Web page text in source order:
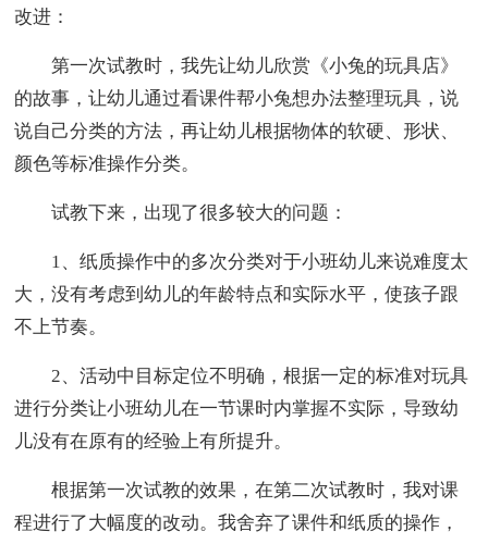
改进：
第一次试教时，我先让幼儿欣赏《小兔的玩具店》
的故事，让幼儿通过看课件帮小兔想办法整理玩具，说
说自己分类的方法，再让幼儿根据物体的软硬、形状、
颜色等标准操作分类。
试教下来，出现了很多较大的问题：
1、纸质操作中的多次分类对于小班幼儿来说难度太
大，没有考虑到幼儿的年龄特点和实际水平，使孩子跟
不上节奏。
2、活动中目标定位不明确，根据一定的标准对玩具
进行分类让小班幼儿在一节课时内掌握不实际，导致幼
儿没有在原有的经验上有所提升。
根据第一次试教的效果，在第二次试教时，我对课
程进行了大幅度的改动。我舍弃了课件和纸质的操作，